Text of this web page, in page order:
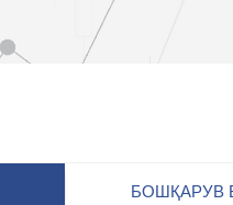
БОШҚАРУВ